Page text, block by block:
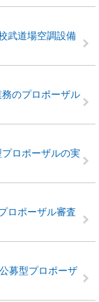
武道場空調設備
のプロポーザル
ロポーザルの実
ロポーザル審査
募型プロポーザ